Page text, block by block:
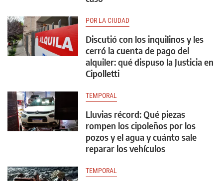
POR LA CIUDAD
Discutió con los inquilinos y les
cerró la cuenta de pago del
alquiler: qué dispuso la Justicia en
Cipolletti
TEMPORAL
Lluvias récord: Qué piezas
rompen los cipoleños por los
pozos y el agua y cuánto sale
reparar los vehículos
TEMPORAL